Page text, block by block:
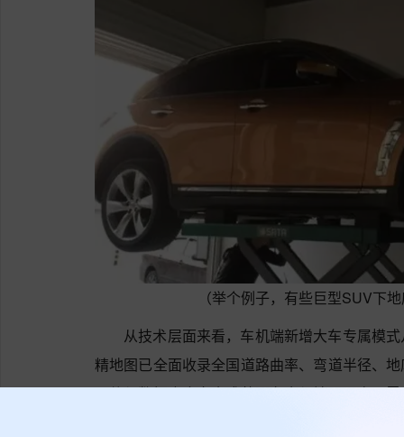
（举个例子，有些巨型SUV下
从技术层面来看，车机端新增大车专属模
精地图已全面收录全国道路曲率、弯道半径、
硬件与数据底座完全成熟。车企与地图厂商只